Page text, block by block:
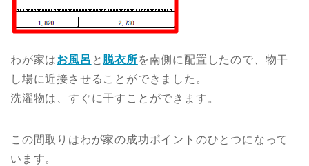
わが家はお風呂 と 脱衣所を南側に配置したので、物干
し場に近接させることができました。
洗濯物は、すぐに干すことができます。
この間取りはわが家の成功ポイントのひとつになって
います。